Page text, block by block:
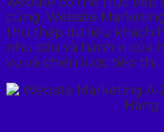
cùng, Website
thu thập dữ liệu khách
nhu cầu và hành vi của
vụ và chiến lược tiếp thị.